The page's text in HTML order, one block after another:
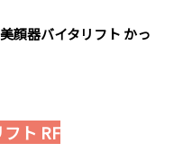
美顔器バイタリフト かっ
ト RF